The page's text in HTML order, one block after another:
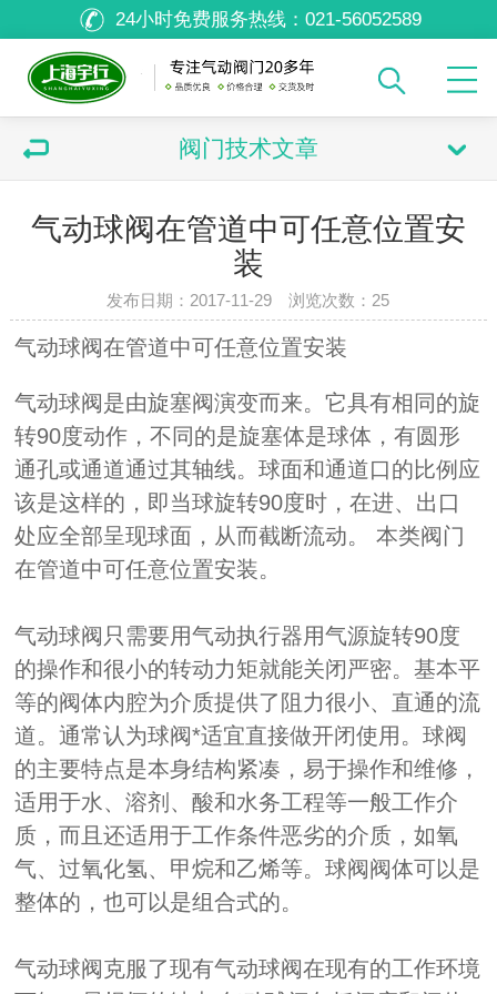
24小时免费服务热线： 021-56052589
阀门技术文章
气动球阀在管道中可任意位置安
装
发布日期：2017-11-29 浏览次数： 25
气动球阀在管道中可任意位置安装
气动球阀是由旋塞阀演变而来。它具有相同的旋
转90度动作，不同的是旋塞体是球体，有圆形
通孔或通道通过其轴线。球面和通道口的比例应
该是这样的，即当球旋转90度时，在进、出口
处应全部呈现球面，从而截断流动。 本类阀门
在管道中可任意位置安装。
气动球阀只需要用气动执行器用气源旋转90度
的操作和很小的转动力矩就能关闭严密。基本平
等的阀体内腔为介质提供了阻力很小、直通的流
道。通常认为球阀*适宜直接做开闭使用。球阀
的主要特点是本身结构紧凑，易于操作和维修，
适用于水、溶剂、酸和水务工程等一般工作介
质，而且还适用于工作条件恶劣的介质，如氧
气、过氧化氢、甲烷和乙烯等。球阀阀体可以是
整体的，也可以是组合式的。
气动球阀克服了现有气动球阀在现有的工作环境